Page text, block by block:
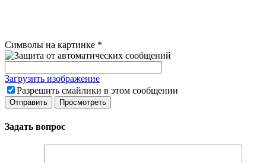
Символы на картинке *
Загрузить изображение
Разрешить смайлики в этом сообщении
Задать вопрос